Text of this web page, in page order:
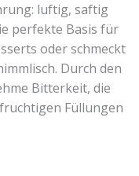
luftig, saftig
perfekte Basis für
oder schmeckt
Durch den
Bitterkeit, die
Füllungen